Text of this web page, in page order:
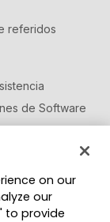
referidos
de Software
on our
our
to provide